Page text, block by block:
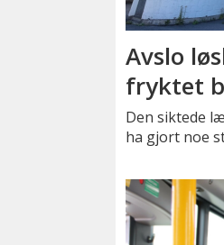
Avslo
fryktet
Den siktede
ha gjort noe